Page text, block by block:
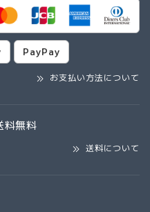
PayPay
お支払い方法について
料無料
送料について